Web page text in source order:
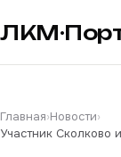
Главная›Новости›
Участник Сколково